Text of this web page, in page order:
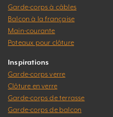
Garde-corps à câbles
Balcon à la française
Main-courante
Poteaux pour clôture
Inspirations
Garde-corps verre
Clôture en verre
Garde-corps de terrasse
Garde-corps de balcon